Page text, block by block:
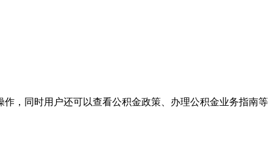
，同时用户还可以查看公积金政策、办理公积金业务指南等